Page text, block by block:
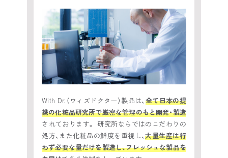
With Dr.（ウィズドクター）製品は、 全て日本の提
携の化粧品研究所で厳密な管理のもと開発・製造
されております。 研究所ならではのこだわりの
処方、また化粧品の鮮度を重視し、大量生産は行
わず必要な量だけを製造し、フレッシュな製品を